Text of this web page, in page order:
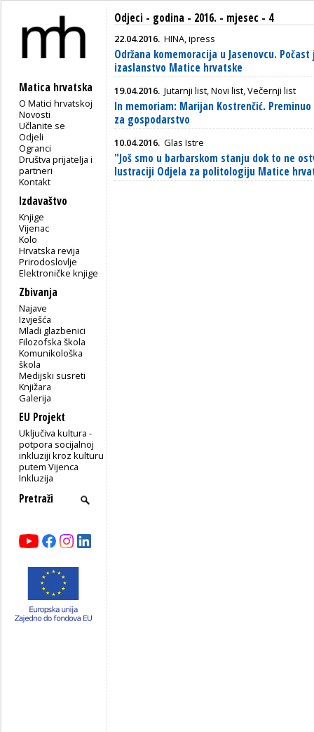
Matica hrvatska
O Matici hrvatskoj
Novosti
Učlanite se
Odjeli
Ogranci
Društva prijatelja i
partneri
Kontakt
Izdavaštvo
Knjige
Vijenac
Kolo
Hrvatska revija
Prirodoslovlje
Elektroničke knjige
Zbivanja
Najave
Izvješća
Mladi glazbenici
Filozofska škola
Komunikološka
škola
Medijski susreti
Knjižara
Galerija
EU Projekt
Uključiva kultura -
potpora socijalnoj
inkluziji kroz kulturu
putem Vijenca
Inkluzija
Odjeci - godina - 2016. - mjesec - 4
22.04.2016. HINA, ipress
Održana komemoracija u Jasenovcu.
izaslanstvo Matice hrvatske
19.04.2016. Jutarnji list, Novi list, Večernji list
In memoriam: Marijan Kostrenčić.
za gospodarstvo
10.04.2016. Glas Istre
"Još smo u barbarskom stanju dok to ne
lustraciji Odjela za politologiju Matice